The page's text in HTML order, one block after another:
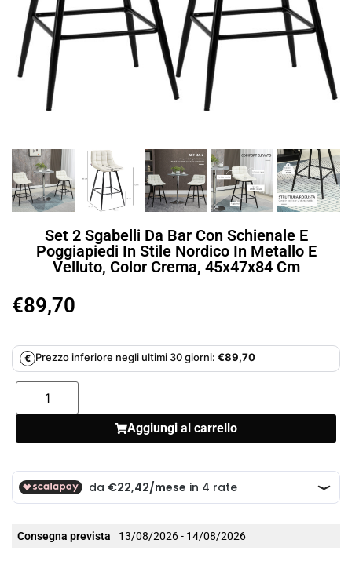
Set 2 Sgabelli Da Bar Con Schienale E
Poggiapiedi In Stile Nordico In Metallo E
Velluto, Color Crema, 45x47x84 Cm
€89,70
€ Prezzo inferiore negli ultimi 30 giorni: €89,70
Aggiungi al carrello
Consegna prevista 13/08/2026 - 14/08/2026